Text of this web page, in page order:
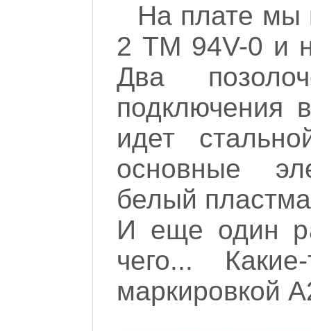
На плате мы
2 TM 94V-0 и
Два
подключения
идет
основные
белый
И еще один
чего...
маркировкой